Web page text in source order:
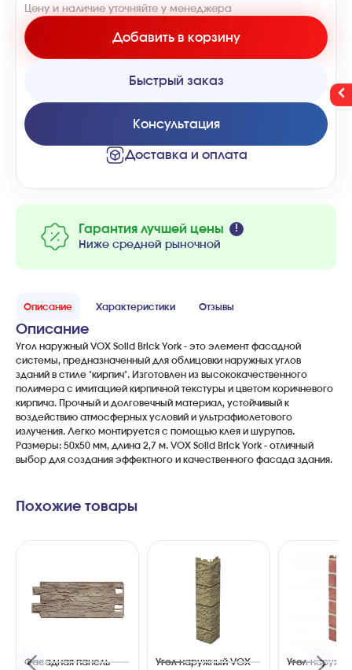
Гарантия лучшей цены
Ниже средней рыночной
Цену и наличие уточняйте у менеджера
Добавить в корзину
Быстрый заказ
Консультация
Доставка и оплата
Описание Характеристики Отзывы
Описание
Угол наружный VOX Solid Brick York - это элемент фасадной
системы, предназначенный для облицовки наружных углов
зданий в стиле "кирпич". Изготовлен из высококачественного
полимера с имитацией кирпичной текстуры и цветом коричневого
кирпича. Прочный и долговечный материал, устойчивый к
воздействию атмосферных условий и ультрафиолетового
излучения. Легко монтируется с помощью клея и шурупов.
Размеры: 50х50 мм, длина 2,7 м. VOX Solid Brick York - отличный
выбор для создания эффектного и качественного фасада здания.
Похожие товары
Фасадная панель
Угол наружный VOX
Угол